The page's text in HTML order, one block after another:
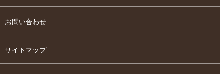
お問い合わせ
サイトマップ